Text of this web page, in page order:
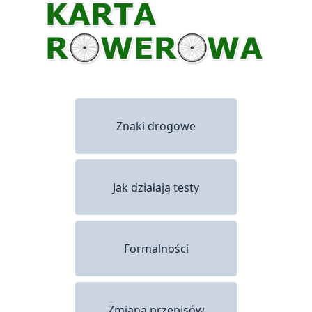
Znaki drogowe
Jak działają testy
Formalności